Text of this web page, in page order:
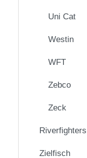
Uni Cat
Westin
WFT
Zebco
Zeck
Zielfisch